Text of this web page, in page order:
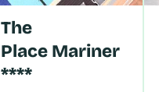
The
Place Mariner
****